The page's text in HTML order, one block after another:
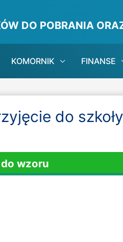
DO POBRANIA
KOMORNIK FINANSE
do szkoły
wzoru